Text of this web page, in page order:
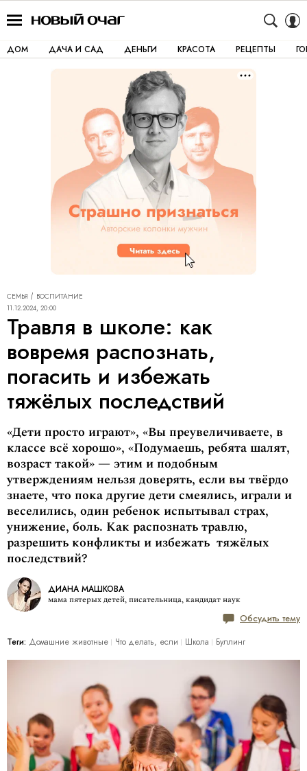
ДОМ ДАЧА И САД ДЕНЬГИ КРАСОТА РЕЦЕПТЫ
СЕМЬЯ
ВОСПИТАНИЕ
11.12.2024, 20:00
Травля в школе: как
вовремя распознать,
погасить и избежать
тяжёлых последствий
«Дети просто играют», «Вы преувеличиваете, в
классе всё хорошо», «Подумаешь, ребята шалят,
возраст такой» — этим и подобным
утверждениям нельзя доверять, если вы твёрдо
знаете, что пока другие дети смеялись, играли и
веселились, один ребенок испытывал страх,
унижение, боль. Как распознать травлю,
разрешить конфликты и избежать тяжёлых
последствий?
ДИАНА МАШКОВА
мама пятерых детей, писательница, кандидат наук
Обсудить тему
Теги: Домашние животные Что делать, если Школа Буллинг